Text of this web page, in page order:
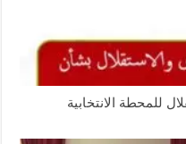
للمحطة الانتخابية